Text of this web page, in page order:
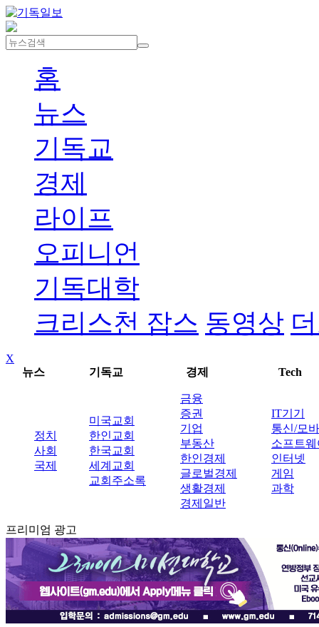
홈
뉴스
기독교
경제
라이프
오피니언
기독대학
크리스천 잡스 동영상
X
뉴스
기독교 경제 Tech
정치
사회
국제
미국교회
한인교회
한국교회
세계교회
교회주소록
금융
증권
기업
부동산
한인경제
글로벌경제
생활경제
경제일반
IT기기
통신/모
소프트웨
인터넷
게임
과학
프리미엄 광고